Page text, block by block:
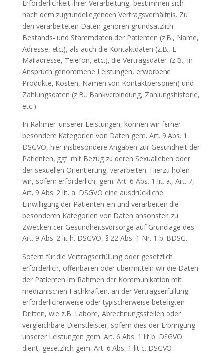
Erforderlichkeit ihrer Verarbeitung, bestimmen sich
nach dem zugrundeliegenden Vertragsverhältnis. Zu
den verarbeiteten Daten gehören grundsätzlich
Bestands- und Stammdaten der Patienten (z.B., Name,
Adresse, etc.), als auch die Kontaktdaten (z.B., E-
Mailadresse, Telefon, etc.), die Vertragsdaten (z.B., in
Anspruch genommene Leistungen, erworbene
Produkte, Kosten, Namen von Kontaktpersonen) und
Zahlungsdaten (z.B., Bankverbindung, Zahlungshistorie,
etc.).
In Rahmen unserer Leistungen, können wir ferner
besondere Kategorien von Daten gem. Art. 9 Abs. 1
DSGVO, hier insbesondere Angaben zur Gesundheit der
Patienten, ggf. mit Bezug zu deren Sexualleben oder
der sexuellen Orientierung, verarbeiten. Hierzu holen
wir, sofern erforderlich, gem. Art. 6 Abs. 1 lit. a., Art. 7,
Art. 9 Abs. 2 lit. a. DSGVO eine ausdrückliche
Einwilligung der Patienten ein und verarbeiten die
besonderen Kategorien von Daten ansonsten zu
Zwecken der Gesundheitsvorsorge auf Grundlage des
Art. 9 Abs. 2 lit h. DSGVO, § 22 Abs. 1 Nr. 1 b. BDSG.
Sofern für die Vertragserfüllung oder gesetzlich
erforderlich, offenbaren oder übermitteln wir die Daten
der Patienten im Rahmen der Kommunikation mit
medizinischen Fachkräften, an der Vertragserfüllung
erforderlicherweise oder typischerweise beteiligten
Dritten, wie z.B. Labore, Abrechnungsstellen oder
vergleichbare Dienstleister, sofern dies der Erbringung
unserer Leistungen gem. Art. 6 Abs. 1 lit b. DSGVO
dient, gesetzlich gem. Art. 6 Abs. 1 lit c. DSGVO